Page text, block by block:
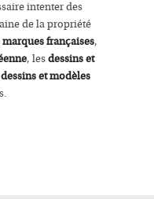
intenter des
de la propriété
marques françaises,
, lesdessins et
dessins et modèles